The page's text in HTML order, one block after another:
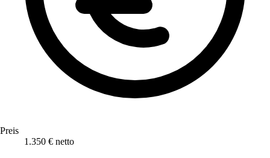
Preis
1.350 € netto